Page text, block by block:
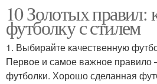
10 Золотых правил:
футболку с стилем
1. Выбирайте качественную
Первое и самое важное правило
футболки. Хорошо сделанная